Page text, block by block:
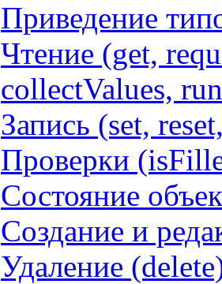
Приведение
Чтение (get,
collectValues,
Запись (set,
Проверки
Состояние
Создание и
Удаление